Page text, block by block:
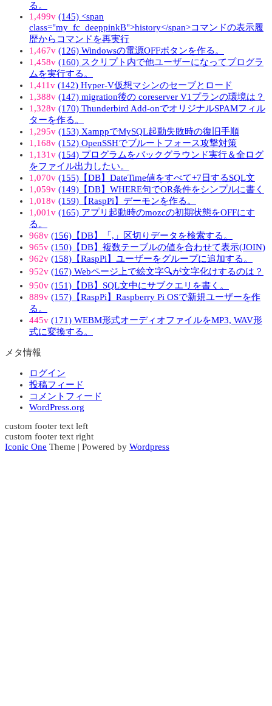
る。
1,499v (145) <span
class="my_fc_deeppinkB">history</span>コマンドの表示履
歴からコマンドを再実行
1,467v (126) Windowsの電源OFFボタンを作る。
1,458v (160) スクリプト内で他ユーザーになってプログラ
ムを実行する。
1,411v (142) Hyper-V仮想マシンのセーブとロード
1,388v (147) migration後の coreserver V1プランの環境は？
1,328v (170) Thunderbird Add-onでオリジナルSPAMフィル
ターを作る。
1,295v (153) XamppでMySQL起動失敗時の復旧手順
1,168v (152) OpenSSHでブルートフォース攻撃対策
1,131v (154) プログラムをバックグラウンド実行＆全ログ
をファイル出力したい。
1,070v (155)【DB】DateTime値をすべて+7日するSQL文
1,059v (149)【DB】WHERE句でOR条件をシンプルに書く
1,018v (159)【RaspPi】デーモンを作る。
1,001v (165) アプリ起動時のmozcの初期状態をOFFにす
る。
968v (156)【DB】「,」区切りデータを検索する。
965v (150)【DB】複数テーブルの値を合わせて表示(JOIN)
962v (158)【RaspPi】ユーザーをグループに追加する。
952v (167) Webページ上で絵文字🔍が文字化けするのは？
950v (151)【DB】SQL文中にサブクエリを書く。
889v (157)【RaspPi】Raspberry Pi OSで新規ユーザーを作
る。
445v (171) WEBM形式オーディオファイルをMP3, WAV形
式に変換する。
メタ情報
ログイン
投稿フィード
コメントフィード
WordPress.org
custom footer text left
custom footer text right
Iconic One Theme | Powered by Wordpress